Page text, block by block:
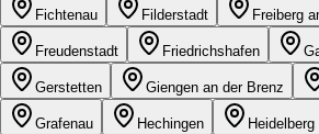
Fichtenau Filderstadt Freiberg
Freudenstadt Friedrichshafen
Gerstetten Giengen an der Brenz
Grafenau Hechingen Heidelberg